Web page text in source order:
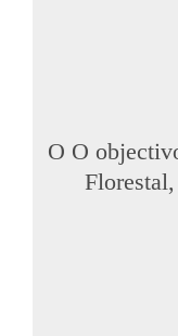
O O